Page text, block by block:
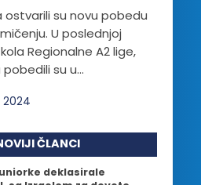
su novu pobedu
U poslednjoj
Regionalne A2 lige,
su u...
ČLANCI
deklasirale